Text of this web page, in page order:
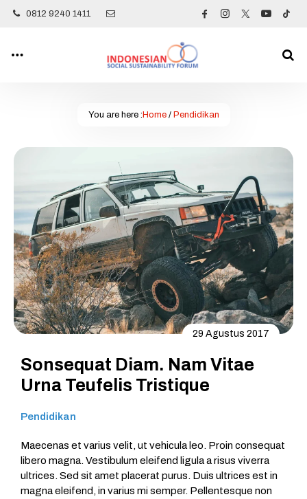
0812 9240 1411
You are here : Home/ Pendidikan
29 Agustus 2017
Sonsequat Diam. Nam Vitae
Urna Teufelis Tristique
Pendidikan
Maecenas et varius velit, ut vehicula leo. Proin consequat
libero magna. Vestibulum eleifend ligula a risus viverra
ultrices. Sed sit amet placerat purus. Duis ultrices est in
magna eleifend, in varius mi semper. Pellentesque non